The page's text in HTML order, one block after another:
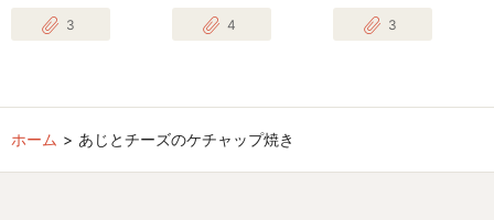
3 4 3
ホーム あじとチーズのケチャップ焼き